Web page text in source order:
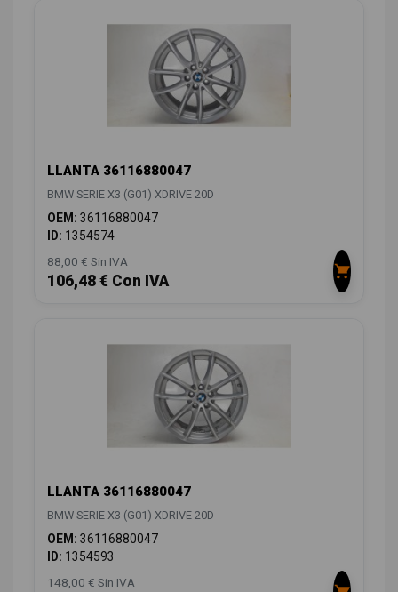
LLANTA 36116880047
BMW SERIE X3 (G01) XDRIVE 20D
OEM: 36116880047
ID: 1354574
88,00 € Sin IVA
106,48 € Con IVA
LLANTA 36116880047
BMW SERIE X3 (G01) XDRIVE 20D
OEM: 36116880047
ID: 1354593
148,00 € Sin IVA